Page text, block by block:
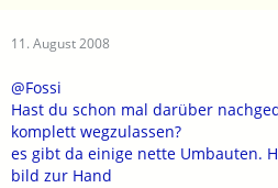
11. August 2008
@Fossi
Hast du schon mal darüber
komplett wegzulassen?
es gibt da einige nette Umbauten.
bild zur Hand